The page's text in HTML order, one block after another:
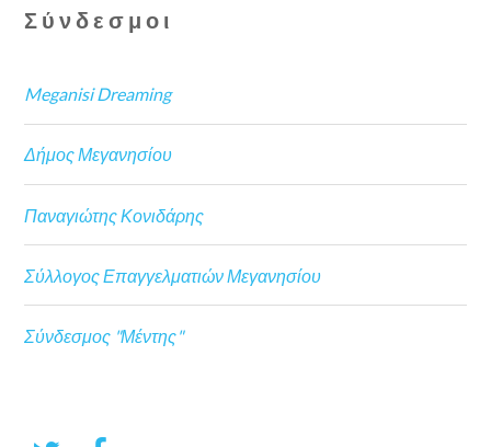
Σύνδεσμοι
Meganisi Dreaming
Δήμος Μεγανησίου
Παναγιώτης Κονιδάρης
Σύλλογος Επαγγελματιών Μεγανησίου
Σύνδεσμος "Μέντης"